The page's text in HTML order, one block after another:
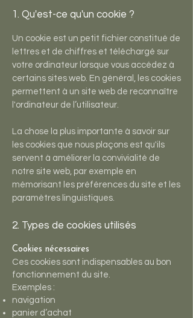
1. Qu'est-ce qu'un cookie ?
Un cookie est un petit fichier constitué de
lettres et de chiffres et téléchargé sur
votre ordinateur lorsque vous accédez à
certains sites web. En général, les cookies
permettent à un site web de reconnaître
l'ordinateur de l’utilisateur.
La chose la plus importante à savoir sur
les cookies que nous plaçons est qu'ils
servent à améliorer la convivialité de
notre site web, par exemple en
mémorisant les préférences du site et les
paramètres linguistiques.
2. Types de cookies utilisés
Cookies nécessaires
Ces cookies sont indispensables au bon
fonctionnement du site.
Exemples :
navigation
panier d’achat